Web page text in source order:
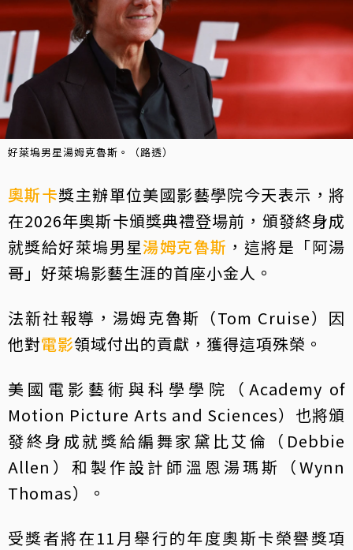
好萊塢男星湯姆克魯斯。（路透）
奧斯卡獎主辦單位美國影藝學院今天表示，將
在2026年奧斯卡頒獎典禮登場前，頒發終身成
就獎給好萊塢男星湯姆克魯斯 ，這將是「阿湯
哥」好萊塢影藝生涯的首座小金人。
法新社報導，湯姆克魯斯（Tom Cruise）因
他對電影領域付出的貢獻，獲得這項殊榮。
美國電影藝術與科學學院（Academy of
Motion Picture Arts and Sciences）也將頒
發終身成就獎給編舞家黛比艾倫（Debbie
Allen）和製作設計師溫恩湯瑪斯（Wynn
Thomas）。
受獎者將在11月舉行的年度奧斯卡榮譽獎項